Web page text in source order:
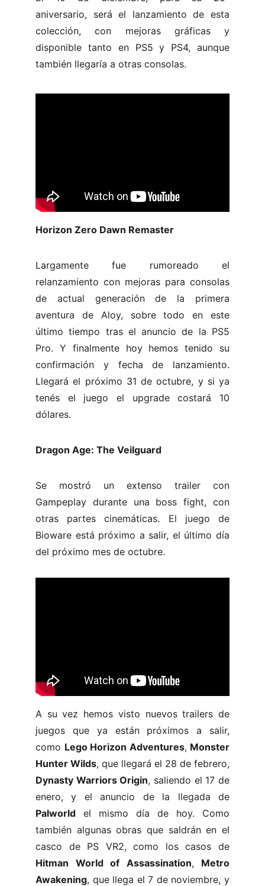
aniversario, será el lanzamiento de esta
colección, con mejoras gráficas y
disponible tanto en PS5 y PS4, aunque
también llegaría a otras consolas.
Horizon Zero Dawn Remaster
Largamente fue rumoreado el
relanzamiento con mejoras para consolas
de actual generación de la primera
aventura de Aloy, sobre todo en este
último tiempo tras el anuncio de la PS5
Pro. Y finalmente hoy hemos tenido su
confirmación y fecha de lanzamiento.
Llegará el próximo 31 de octubre, y si ya
tenés el juego el upgrade costará 10
dólares.
Dragon Age: The Veilguard
Se mostró un extenso trailer con
Gampeplay durante una boss fight, con
otras partes cinemáticas. El juego de
Bioware está próximo a salir, el último día
del próximo mes de octubre.
A su vez hemos visto nuevos trailers de
juegos que ya están próximos a salir,
como Lego Horizon Adventures, Monster
Hunter Wilds, que llegará el 28 de febrero,
Dynasty Warriors Origin, saliendo el 17 de
enero, y el anuncio de la llegada de
Palworld el mismo día de hoy. Como
también algunas obras que saldrán en el
casco de PS VR2, como los casos de
Hitman World of Assassination, Metro
Awakening, que llega el 7 de noviembre, y